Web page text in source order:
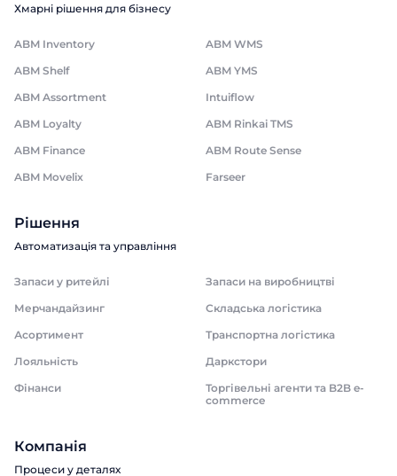
Хмарні рішення для бізнесу
ABM Inventory
ABM WMS
ABM Shelf
ABM YMS
ABM Assortment
Intuiflow
ABM Loyalty
ABM Rinkai TMS
ABM Finance
ABM Route Sense
ABM Movelix
Farseer
Рішення
Автоматизація та управління
Запаси у ритейлі
Запаси на виробництві
Мерчандайзинг
Складська логістика
Асортимент
Транспортна логістика
Лояльність
Даркстори
Фінанси
Торгівельні агенти та B2B e-
commerce
Компанія
Процеси у деталях